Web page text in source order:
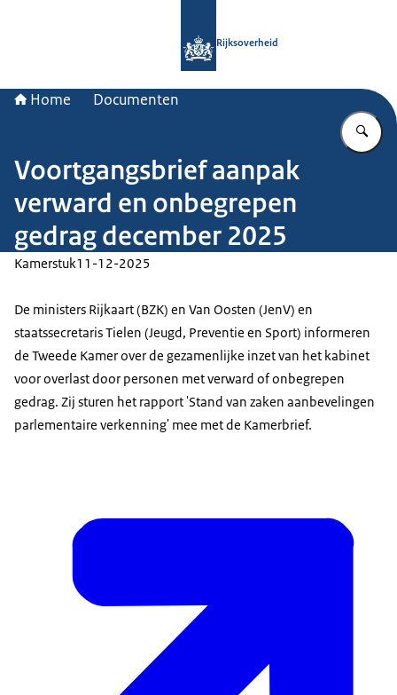
Rijksoverheid
Home Documenten
Voortgangsbrief aanpak
verward en onbegrepen
gedrag december 2025
Kamerstuk11-12-2025
De ministers Rijkaart (BZK) en Van Oosten (JenV) en
staatssecretaris Tielen (Jeugd, Preventie en Sport) informeren
de Tweede Kamer over de gezamenlijke inzet van het kabinet
voor overlast door personen met verward of onbegrepen
gedrag. Zij sturen het rapport 'Stand van zaken aanbevelingen
parlementaire verkenning' mee met de Kamerbrief.